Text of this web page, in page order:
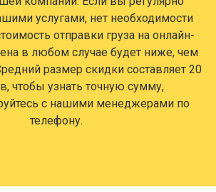
услугами, нет необходимости
отправки груза на онлайн-
в любом случае будет ниже, чем
размер скидки составляет 20
чтобы узнать точную сумму,
с нашими менеджерами по
телефону.